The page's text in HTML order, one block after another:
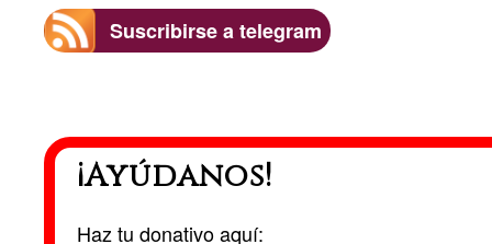
Suscribirse a telegram
¡Ayúdanos!
Haz tu donativo aquí: